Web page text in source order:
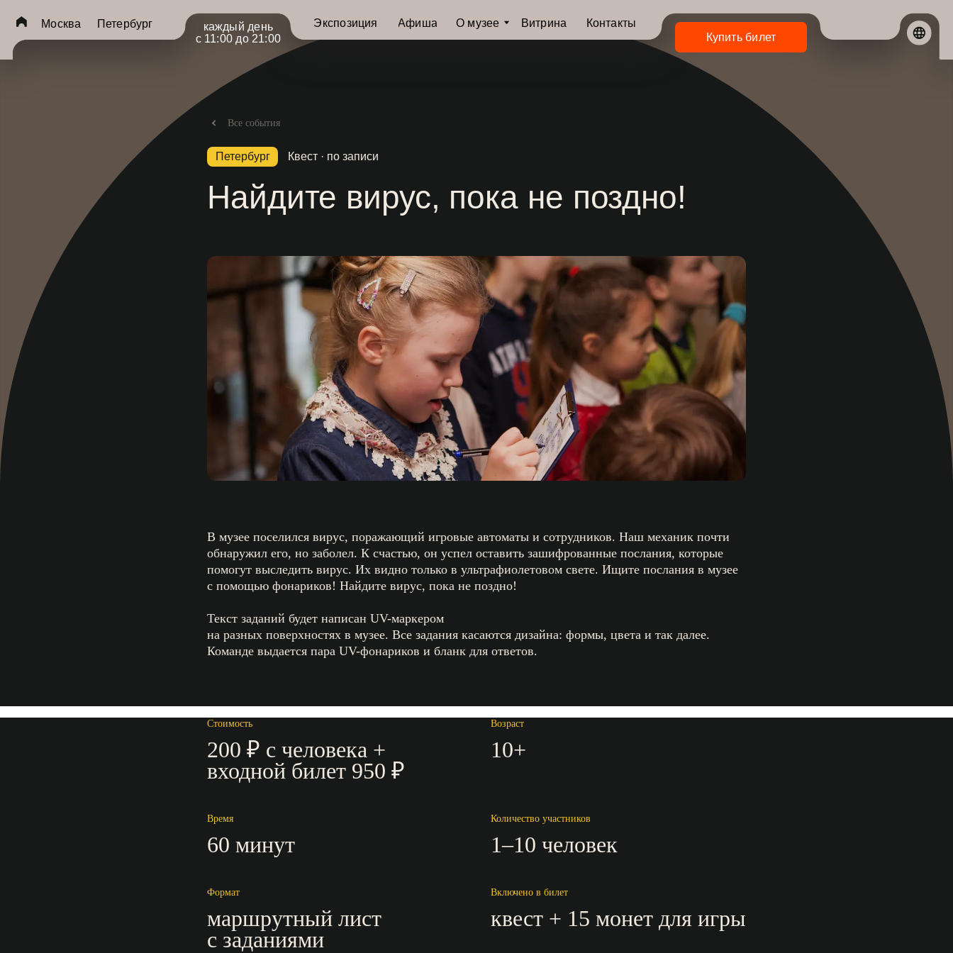
Контакты
Витрина
О музее
Афиша
Экспозиция
Купить билет
каждый день
с 11:00 до 21:00
Петербург
Москва
Все события
Петербург Квест · по записи
Найдите вирус, пока не поздно!
В музее поселился вирус, поражающий игровые автоматы и сотрудников. Наш механик почти
обнаружил его, но заболел. К счастью, он успел оставить зашифрованные послания, которые
помогут выследить вирус. Их видно только в ультрафиолетовом свете. Ищите послания в музее
с помощью фонариков! Найдите вирус, пока не поздно!
Текст заданий будет написан UV-маркером
на разных поверхностях в музее. Все задания касаются дизайна: формы, цвета и так далее.
Команде выдается пара UV-фонариков и бланк для ответов.
Стоимость
200 ₽ с человека +
входной билет 950 ₽
Возраст
10+
Время
60 минут
Количество участников
1–10 человек
Формат
маршрутный лист
с заданиями
Включено в билет
квест + 15 монет для игры